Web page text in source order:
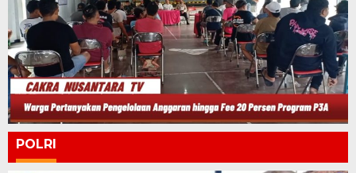
POLRI